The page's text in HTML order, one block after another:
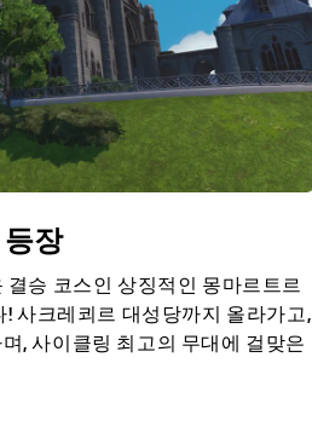
장
승 코스인 상징적인 몽마르트르
사크레쾨르 대성당까지 올라가고,
, 사이클링 최고의 무대에 걸맞은